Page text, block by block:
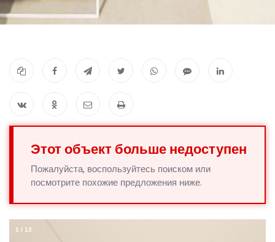
Этот объект больше недоступен
Пожалуйста, воспользуйтесь поиском или
посмотрите похожие предложения ниже.
1 / 13